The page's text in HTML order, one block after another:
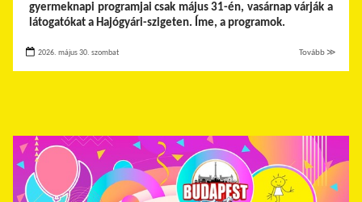
gyermeknapi programjai csak május 31-én, vasárnap várják a
látogatókat a Hajógyári-szigeten. Íme, a programok.
2026. május 30. szombat Tovább ≫